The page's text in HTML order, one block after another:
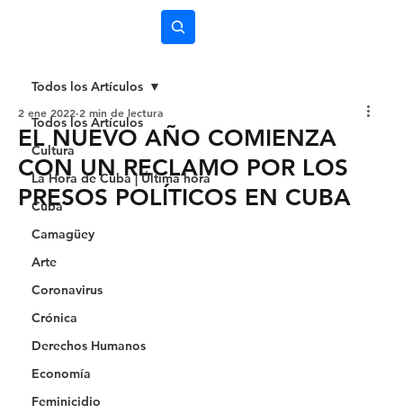
Todos los Artículos
Cultura
La Hora de Cuba | Última hora
Cuba
Camagüey
Arte
Coronavirus
Crónica
Derechos Humanos
Economía
Feminicidio
Todos los Artículos
EL NUEVO AÑO COMIENZA
CON UN RECLAMO POR LOS
PRESOS POLÍTICOS EN CUBA
2 ene 2022 2 min de lectura